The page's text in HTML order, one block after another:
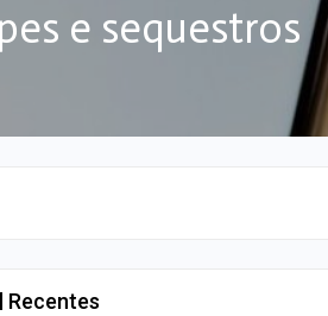
e sequestros
Recentes